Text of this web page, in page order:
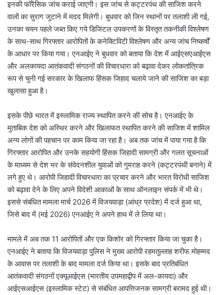
इनकी फॉरेंसिक जांच कराई जाएगी। इस जांच से कट्टरपंथ की साजिश करने
वालों का सुराग जुटाने में मदद मिलेगी। बुधवार को जिन स्थानों पर तलाशी ली गई,
उनका चयन पहले जब्त किए गये डिजिटल उपकरणों के विस्तृत तकनीकी विश्लेषण
के साथ-साथ गिरफ्तार आरोपितों के कनेक्टिविटी विश्लेषण और अन्य जांच निष्कर्षों
के आधार पर किया गया। एनआईए ने बुधवार को बताया कि देश में आईएसएआईएस
और अलकायदा आतंकवादी संगठनों की विचारधारा को बढ़ावा देकर लोकतांत्रिक
रूप से चुनी गई सरकार के खिलाफ हिंसक जिहाद चलाये जाने की साजिश का बड़ा
खुलासा हुआ है।
इसके पीछे भारत में इस्लामिक राज्य स्थापित करने की सोच है। एनआईए के
मुताबिक देश को अस्थिर करने और खिलाफत स्थापित करने की साजिश में शामिल
अन्य लोगों की पहचान पर काम किया जा रहा है। अब तक जांच में पाया गया है कि
गिरफ्तार आरोपित और उनके सहयोगी हिंसक जिहादी सामग्री और गलत सूचनाओं
के माध्यम से देश भर के संवेदनशील युवाओं को गुमराह करने (कट्टरपंथी बनाने) में
लगे हुए थे। आरोपी जिहादी विचारधारा का प्रचार करने और भारत विरोधी साजिश
को बढ़ावा देने के लिए अपने विदेशी आकाओं के साथ ऑनलाइन संपर्क में भी थे।
इससे संबंधित मामला मार्च 2026 में विजयवाड़ा (आंध्र प्रदेश) में दर्ज हुआ था,
जिसे बाद में (मई 2026) एनआईए ने अपने हाथ में ले लिया था।
मामले में अब तक 11 आरोपितों और एक किशोर को गिरफ्तार किया जा चुका है।
एनआईए ने बताया कि विजयवाड़ा पुलिस ने मुख्य आरोपी रहमतुल्लाह शरीफ मोहम्मद
के आवास पर तलाशी के बाद मामला दर्ज किया था। इसके बाद प्रतिबंधित
आतंकवादी संगठनों एक्यूआईएस (भारतीय उपमहाद्वीप में अल-कायदा) और
आईएसआईएस (इस्लामिक स्टेट) से संबंधित आपत्तिजनक सामग्री बरामद हुई थी।